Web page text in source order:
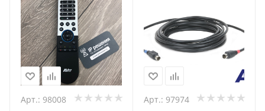
Арт.: 98008 Арт.: 97974